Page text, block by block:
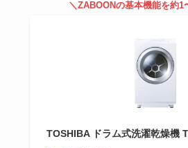
＼ZABOONの基本機能を約1
TOSHIBA ドラム式洗濯乾燥機